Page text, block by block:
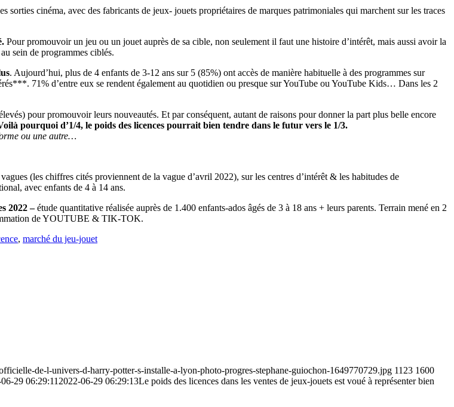
cinéma, avec des fabricants de jeux- jouets propriétaires de marques patrimoniales qui marchent sur les traces
Pour promouvoir un jeu ou un jouet auprès de sa cible, non seulement il faut une histoire d’intérêt, mais aussi avoir la
sein de programmes ciblés.
. Aujourd’hui, plus de 4 enfants de 3-12 ans sur 5 (85%) ont accès de manière habituelle à des programmes sur
71% d’entre eux se rendent également au quotidien ou presque sur YouTube ou YouTube Kids… Dans les 2
pour promouvoir leurs nouveautés. Et par conséquent, autant de raisons pour donner la part plus belle encore
pourquoi d’1/4, le poids des licences pourrait bien tendre dans le futur vers le 1/3.
ou une autre…
(les chiffres cités proviennent de la vague d’avril 2022), sur les centres d’intérêt & les habitudes de
avec enfants de 4 à 14 ans.
2022 –étude quantitative réalisée auprès de 1.400 enfants-ados âgés de 3 à 18 ans + leurs parents. Terrain mené en 2
de YOUTUBE & TIK-TOK.
, marché du jeu-jouet
de-l-univers-d-harry-potter-s-installe-a-lyon-photo-progres-stephane-guiochon-1649770729.jpg 1123 1600
29 06:29:11 2022-06-29 06:29:13Le poids des licences dans les ventes de jeux-jouets est voué à représenter bien